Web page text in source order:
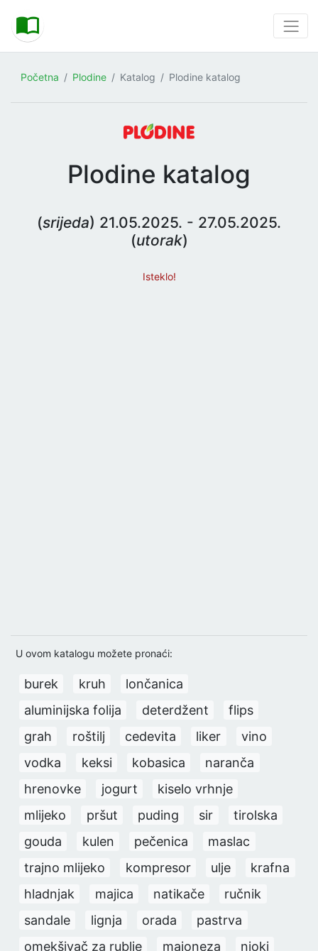
Početna Plodine Katalog Plodine katalog
Plodine katalog
(srijeda) 21.05.2025. - 27.05.2025.
(utorak)
Isteklo!
U ovom katalogu možete pronaći:
burek kruh
lončanica
aluminijska folija
deterdžent
flips
grah
roštilj cedevita liker
vino
vodka
keksi kobasica
naranča
hrenovke
jogurt
kiselo vrhnje
mlijeko
pršut puding sir
tirolska
gouda
kulen pečenica
maslac
trajno mlijeko
kompresor ulje
krafna
hladnjak
majica natikače
ručnik
sandale
lignja orada
pastrva
omekšivač za rublje
majoneza
njoki